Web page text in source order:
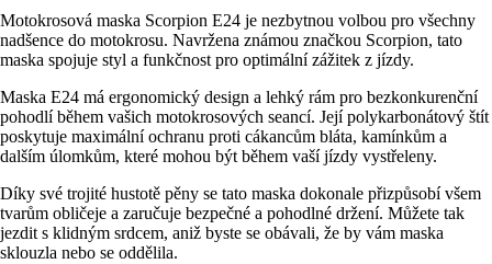
Motokrosová maska Scorpion E24 je nezbytnou volbou pro všechny
nadšence do motokrosu. Navržena známou značkou Scorpion, tato
maska spojuje styl a funkčnost pro optimální zážitek z jízdy.
Maska E24 má ergonomický design a lehký rám pro bezkonkurenční
pohodlí během vašich motokrosových seancí. Její polykarbonátový štít
poskytuje maximální ochranu proti cákancům bláta, kamínkům a
dalším úlomkům, které mohou být během vaší jízdy vystřeleny.
Díky své trojité hustotě pěny se tato maska dokonale přizpůsobí všem
tvarům obličeje a zaručuje bezpečné a pohodlné držení. Můžete tak
jezdit s klidným srdcem, aniž byste se obávali, že by vám maska
sklouzla nebo se oddělila.